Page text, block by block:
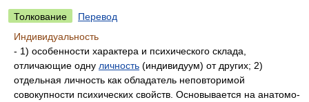
Толкование
Перевод
Индивидуальность
- 1) особенности характера и психического склада,
отличающие одну личность (индивидуум) от других; 2)
отдельная личность как обладатель неповторимой
совокупности психических свойств. Основывается на анатомо-